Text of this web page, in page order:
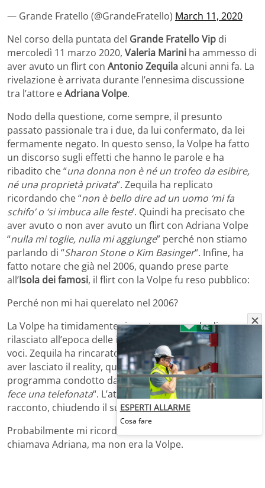
— Grande Fratello (@GrandeFratello) March 11, 2020
Nel corso della puntata del Grande Fratello Vip di
mercoledì 11 marzo 2020, Valeria Marini ha ammesso di
aver avuto un flirt con Antonio Zequilaalcuni anni fa. La
rivelazione è arrivata durante l’ennesima discussione
tra l’attore eAdriana Volpe.
Nodo della questione, come sempre, il presunto
passato passionale tra i due, da lui confermato, da lei
fermamente negato. In questo senso, la Volpe ha fatto
un discorso sugli effetti che hanno le parole e ha
ribadito che “una donna non è né un trofeo da esibire,
né una proprietà privata“. Zequila ha replicato
ricordando che “non è bello dire ad un uomo ‘mi fa
schifo’ o ‘si imbuca alle feste‘. Quindi ha precisato che
aver avuto o non aver avuto un flirt con Adriana Volpe
“nulla mi toglie, nulla mi aggiunge” perché non stiamo
parlando di “Sharon Stone o Kim Basinger“. Infine, ha
fatto notare che già nel 2006, quando prese parte
all’Isola dei famosi, il flirt con la Volpe fu reso pubblico:
Perché non mi hai querelato nel 2006?
La Volpe ha timidamente risposto asserendo di aver
rilasciato all’epoca delle interviste per smentire quelle
voci. Zequila ha rincarato la dose svelando che, dopo
aver lasciato il reality, quando fu ospitato in un
programma condotto da Giancarlo Magalli, la Volpe “mi
fece una telefonata“. L’attore non è andato oltre nel
racconto, chiudendo il suo intervento sarcasticamente:
Probabilmente mi ricordo male. Era una modella che si
chiamava Adriana, ma non era la Volpe.
ESPERTI ALLARME
Cosa fare